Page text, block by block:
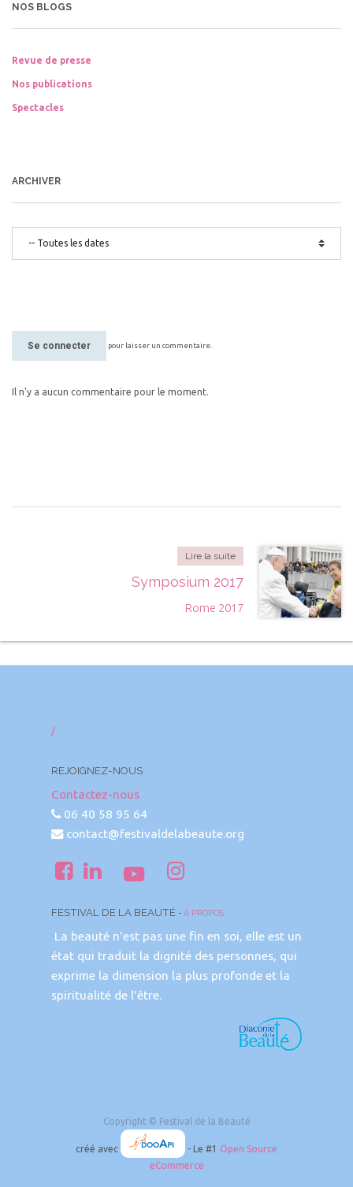
NOS BLOGS
Revue de presse
Nos publications
Spectacles
ARCHIVER
Se connecter pour laisser un commentaire.
Il n'y a aucun commentaire pour le moment.
Lire la suite
Symposium 2017
Rome 2017
/
REJOIGNEZ-NOUS
Contactez-nous
06 40 58 95 64
contact@festivaldelabeaute.org
FESTIVAL DE LA BEAUTÉ - À PROPOS
La beauté n'est pas une fin en soi, elle est un
état qui traduit la dignité des personnes, qui
exprime la dimension la plus profonde et la
spiritualité de l'être.
Copyright © Festival de la Beauté
créé avec - Le #1
Open Source
eCommerce